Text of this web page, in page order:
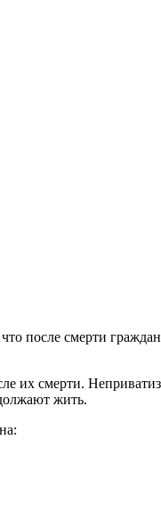
после смерти
их смерти.
жить.